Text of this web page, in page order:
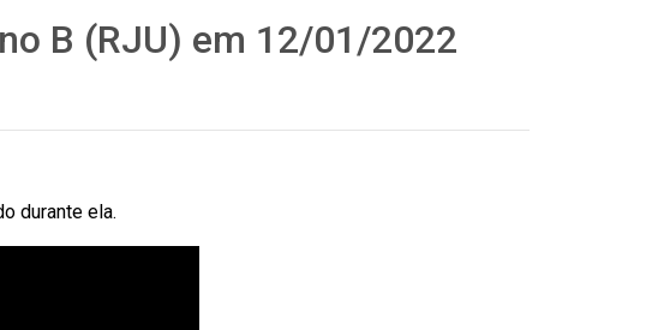
B (RJU) em 12/01/2022
durante ela.